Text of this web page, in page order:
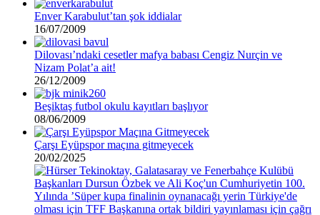
Enver Karabulut’tan şok iddialar
16/07/2009
Dilovası’ndaki cesetler mafya babası Cengiz Nurçin ve
Nizam Polat’a ait!
26/12/2009
Beşiktaş futbol okulu kayıtları başlıyor
08/06/2009
Çarşı Eyüpspor maçına gitmeyecek
20/02/2025